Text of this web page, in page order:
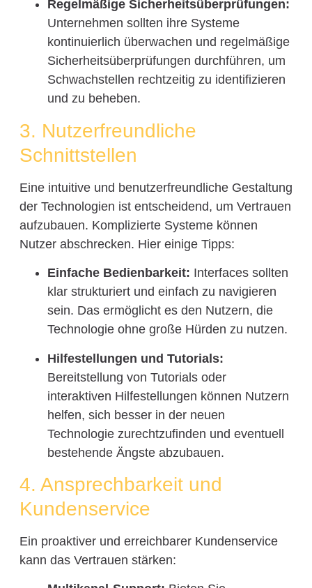
Regelmäßige Sicherheitsüberprüfungen:
Unternehmen sollten ihre Systeme
kontinuierlich überwachen und regelmäßige
Sicherheitsüberprüfungen durchführen, um
Schwachstellen rechtzeitig zu identifizieren
und zu beheben.
3. Nutzerfreundliche
Schnittstellen
Eine intuitive und benutzerfreundliche Gestaltung
der Technologien ist entscheidend, um Vertrauen
aufzubauen. Komplizierte Systeme können
Nutzer abschrecken. Hier einige Tipps:
Einfache Bedienbarkeit: Interfaces sollten
klar strukturiert und einfach zu navigieren
sein. Das ermöglicht es den Nutzern, die
Technologie ohne große Hürden zu nutzen.
Hilfestellungen und Tutorials:
Bereitstellung von Tutorials oder
interaktiven Hilfestellungen können Nutzern
helfen, sich besser in der neuen
Technologie zurechtzufinden und eventuell
bestehende Ängste abzubauen.
4. Ansprechbarkeit und
Kundenservice
Ein proaktiver und erreichbarer Kundenservice
kann das Vertrauen stärken: